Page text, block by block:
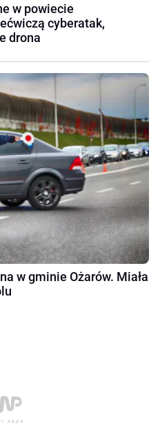
w powiecie
cyberatak,
drona
w gminie Ożarów. Miała